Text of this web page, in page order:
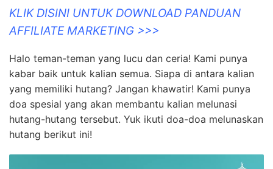
KLIK DISINI UNTUK DOWNLOAD PANDUAN
AFFILIATE MARKETING >>>
Halo teman-teman yang lucu dan ceria! Kami punya
kabar baik untuk kalian semua. Siapa di antara kalian
yang memiliki hutang? Jangan khawatir! Kami punya
doa spesial yang akan membantu kalian melunasi
hutang-hutang tersebut. Yuk ikuti doa-doa melunaskan
hutang berikut ini!